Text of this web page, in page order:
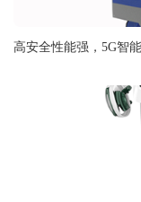
高安全性能强，5G智